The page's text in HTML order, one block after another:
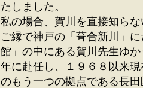
たしました。
私の場合、賀川を直接知ら
ご縁で神戸の「葺合新川」
館」の中にある賀川先生ゆ
年に赴任し、１９６８以来
のもう一つの拠点である長